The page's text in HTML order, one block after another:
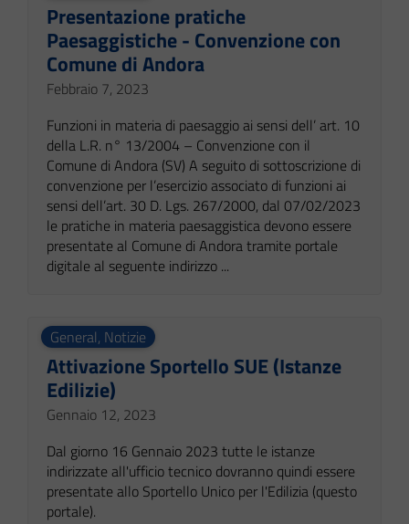
Presentazione pratiche
Paesaggistiche - Convenzione con
Comune di Andora
Febbraio 7, 2023
Funzioni in materia di paesaggio ai sensi dell’ art. 10
della L.R. n° 13/2004 – Convenzione con il
Comune di Andora (SV) A seguito di sottoscrizione di
convenzione per l’esercizio associato di funzioni ai
sensi dell’art. 30 D. Lgs. 267/2000, dal 07/02/2023
le pratiche in materia paesaggistica devono essere
presentate al Comune di Andora tramite portale
digitale al seguente indirizzo ...
General, Notizie
Attivazione Sportello SUE (Istanze
Edilizie)
Gennaio 12, 2023
Dal giorno 16 Gennaio 2023 tutte le istanze
indirizzate all'ufficio tecnico dovranno quindi essere
presentate allo Sportello Unico per l'Edilizia (questo
portale).